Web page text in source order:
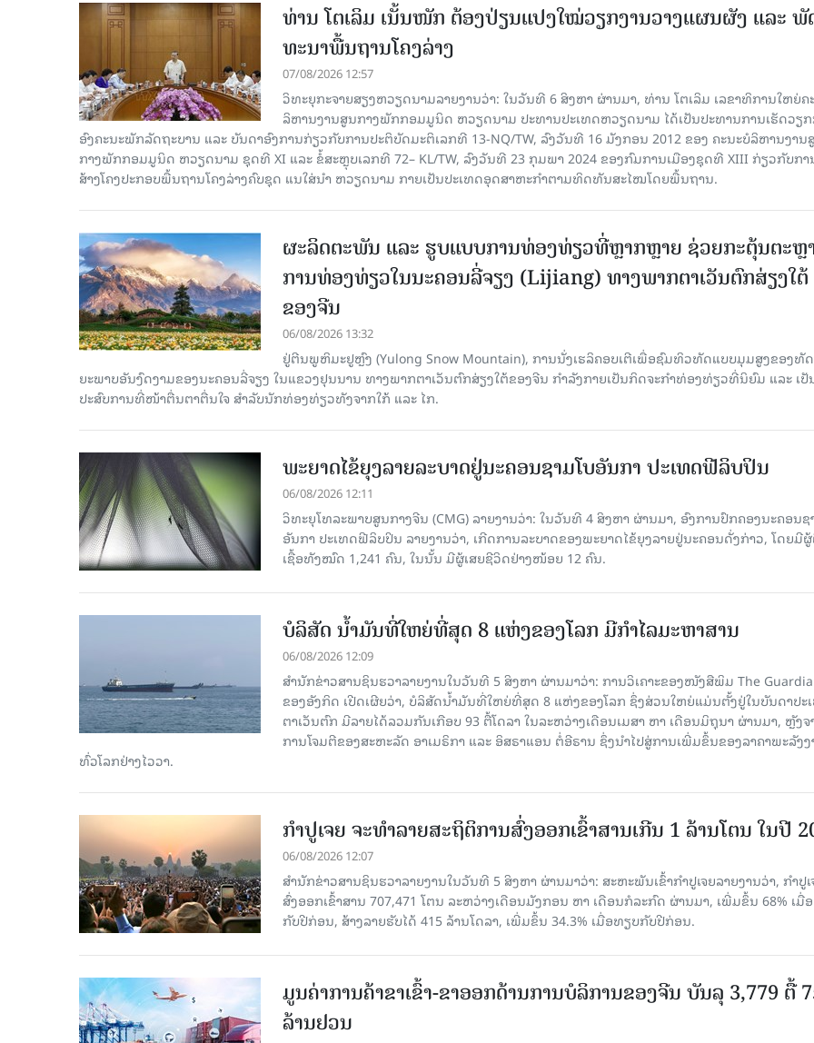
ທ່ານ ໂຕ​ເລິມ ເນັ້ນໜັກ ຕ້ອງ​ປ່ຽນ​ແປງ​ໃໝ່​ວຽກ​ງານ​ວາງ​ແຜນ​ຜັງ ແລະ ​ພັ
ທະ​ນາ​ພື້ນ​ຖານ​ໂຄງ​ລ່າງ
07/08/2026 12:57
ວິທະຍຸກະຈາຍສຽງຫວຽດນາມລາຍງານວ່າ: ໃນ​ວັນ​ທີ 6 ສິງ​ຫາ ຜ່ານມາ, ທ່ານ ໂຕ​ເລິມ ເລ​ຂາ​ທິ​ການ​ໃຫຍ່​ຄ
ລິ​ຫານ​ງານ​ສູນ​ກາງ​ພັກ​ກອມ​ມູ​ນິດ ຫວຽດ​ນາມ ປະ​ທານ​ປະ​ເທດຫວຽດ​ນາມ ໄດ້​ເປັນ​ປະ​ທານ​ການ​ເຮັດ​ວຽ
ອົງ​ຄະ​ນະ​ພັກ​ລັດ​ຖະ​ບານ ແລະ ບັນ​ດາ​ອົງ​ການ​ກ່ຽວ​ກັບ​ການ​ປະ​ຕິ​ບັດ​ມະ​ຕິ​ເລກ​ທີ 13-NQ/TW, ລົງວັນ​ທີ 16 ມັງ​ກອນ 2012 ຂອງ ຄະ​ນະ​ບໍ​ລິ​ຫານ​ງານ​
ກາງ​ພັກ​ກອມ​ມູ​ນິດ ຫວຽດ​ນາມ ຊຸດ​ທີ XI ແລະ ຂໍ້​ສະ​ຫຼຸບ​ເລກ​ທີ 72– KL/TW, ​ລົງວັນ​ທີ 23 ກຸມ​ພາ 2024 ຂອງ​ກົມ​ການ​ເມື​ອງ​ຊຸດ​ທີ XIII ກ່ຽວ​ກັບ​ກ
ສ້າງ​ໂຄງ​ປະ​ກອບ​ພື້ນ​ຖານ​ໂຄງ​ລ່າງຄົບ​ຊຸດ ແນ​ໃສ່​ນຳ ຫວຽດ​ນາມ ກາຍ​ເປັນ​ປະ​ເທດ​ອຸດ​ສາ​ຫະ​ກຳ​ຕາມ​ທິດ​ທັນ​ສະ​ໄໝ​ໂດຍ​ພື້ນ​ຖານ.
ຜະລິດຕະພັນ ແລະ ຮູບແບບການທ່ອງທ່ຽວທີ່ຫຼາກຫຼາຍ ຊ່ວຍກະຕຸ້ນຕະຫຼ
ການທ່ອງທ່ຽວໃນນະຄອນລີ່ຈຽງ (Lijiang) ທາງພາກຕາເວັນຕົກສ່ຽງໃຕ້
ຂອງຈີນ
06/08/2026 13:32
ຢູ່ຕີນພູຫິມະຢູຫຼົງ (Yulong Snow Mountain), ການນັ່ງເຮລິຄອບເຕີເພື່ອຊົມທິວທັດແບບມຸມສູງຂອງທັ
ຍະພາບອັນງົດງາມຂອງນະຄອນລີ່ຈຽງ ໃນແຂວງຢຸນນານ ທາງພາກຕາເວັນຕົກສ່ຽງໃຕ້ຂອງຈີນ ກຳລັງກາຍເປັນກິດຈະກຳທ່ອງທ່ຽວທີ່ນິຍົມ ແລະ ເປັ
ປະສົບການທີ່ໜ້າຕື່ນຕາຕື່ນໃຈ ສຳລັບນັກທ່ອງທ່ຽວທັງຈາກໃກ້ ແລະ ໄກ.
ພະຍາດໄຂ້ຍຸງລາຍລະບາດຢູ່ນະຄອນຊາມໂບ​ອັນກາ ປະເທດຟີລິບປິນ
06/08/2026 12:11
ວິທະຍຸໂທລະພາບສູນກາງຈີນ (CMG) ລາຍງານວ່າ: ໃນວັນທີ 4 ສິງ​ຫາ ຜ່ານມາ, ອົງການ​ປົກ​ຄອງນະຄອນຊ
ອັນກາ ປະເທດຟີລິບປິນ ລາຍ​ງານວ່າ, ເກີດ​ການລະບາດ​ຂອງພະຍາດໄຂ້ຍຸງລາຍຢູ່ນະຄອນດັ່ງກ່າວ, ໂດຍມີ
ເຊື້ອ​ທັງ​ໝົດ 1,241 ຄົນ, ໃນນັ້ນ ມີຜູ້ເສຍຊີວິດຢ່າງໜ້ອຍ 12 ຄົນ.
ບໍລິສັດ ນ້ຳມັນທີ່ໃຫຍ່ທີ່ສຸດ 8 ແຫ່ງຂອງໂລກ ມີກຳໄລມະຫາສານ
06/08/2026 12:09
ສຳນັກຂ່າວສານຊິນຮວາລາຍງານໃນວັນທີ 5 ສິງຫາ ຜ່ານມາວ່າ: ການວິເຄາະຂອງໜັງສືພິມ The
ຂອງອັງກິດ ເປີດເຜີຍວ່າ, ບໍລິສັດນ້ຳມັນທີ່ໃຫຍ່ທີ່ສຸດ 8 ແຫ່ງຂອງໂລກ ຊຶ່ງສ່ວນໃຫຍ່ແມ່ນຕັ້ງຢູ່ໃນບັນດາປະ
ຕາເວັນຕົກ ມີລາຍໄດ້ລວມກັນເກືອບ 93 ຕື້ໂດລາ ໃນລະຫວ່າງເດືອນເມສາ ຫາ ເດືອນມິຖຸນາ ຜ່ານມາ, ຫຼັງຈ
ການໂຈມຕີຂອງສະຫະລັດ ອາເມຣິກາ ແລະ ອິສຣາແອນ ຕໍ່ອີຣານ ຊຶ່ງນຳໄປສູ່ການເພີ່ມຂຶ້ນຂອງລາຄາພະລັງງ
ທົ່ວໂລກຢ່າງໄວວາ.
ກຳປູເຈຍ ຈະທຳລາຍສະຖິຕິການສົ່ງອອກເຂົ້າສານເກີນ 1 ລ້ານໂຕນ ໃນປີ
06/08/2026 12:07
ສຳນັກຂ່າວສານຊິນຮວາລາຍງານໃນວັນທີ 5 ສິງຫາ ຜ່ານມາວ່າ: ສະຫະພັນເຂົ້າກຳປູເຈຍລາຍງານວ່າ, ກໍາປູເ
ສົ່ງອອກເຂົ້າສານ 707,471 ໂຕນ ລະຫວ່າງເດືອນມັງກອນ ຫາ ເດືອນກໍລະກົດ ຜ່ານມາ, ເພີ່ມຂຶ້ນ 68% ເມື່
ກັບປີກ່ອນ, ສ້າງລາຍຮັບໄດ້ 415 ລ້ານໂດລາ, ເພີ່ມຂຶ້ນ 34.3% ເມື່ອທຽບກັບປີກ່ອນ.
ມູນຄ່າການຄ້າຂາເຂົ້າ-ຂາອອກດ້ານການບໍລິການຂອງຈີນ ບັນລຸ 3,779 ຕື້
ລ້ານຢວນ